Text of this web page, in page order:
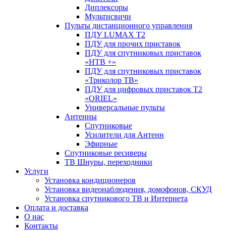
Диплексоры
Мультисвичи
Пульты дистанционного управления
ПДУ LUMAX Т2
ПДУ для прочих приставок
ПДУ для спутниковых приставок
«НТВ +»
ПДУ для спутниковых приставок
«Триколор ТВ»
ПДУ для цифровых приставок Т2
«ORIEL»
Универсальные пульты
Антенны
Спутниковые
Усилители для Антенн
Эфирные
Спутниковые ресиверы
ТВ Шнуры, переходники
Услуги
Установка кондиционеров
Установка видеонаблюдения, домофонов, СКУД
Установка спутникового ТВ и Интернета
Оплата и доставка
О нас
Контакты